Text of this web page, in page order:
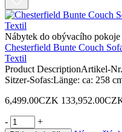
Nábytek do obývacího pokoje
Chesterfield Bunte Couch
Textil
Product DescriptionArtikel-
Sitzer-Sofas:Länge: ca: 258
6,499.00CZK
- +